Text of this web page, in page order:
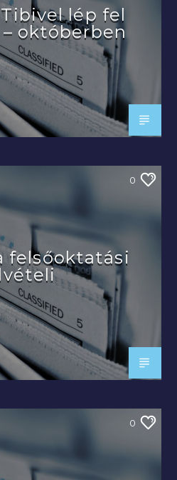
lép fel
októberben
0
felsőoktatási
0